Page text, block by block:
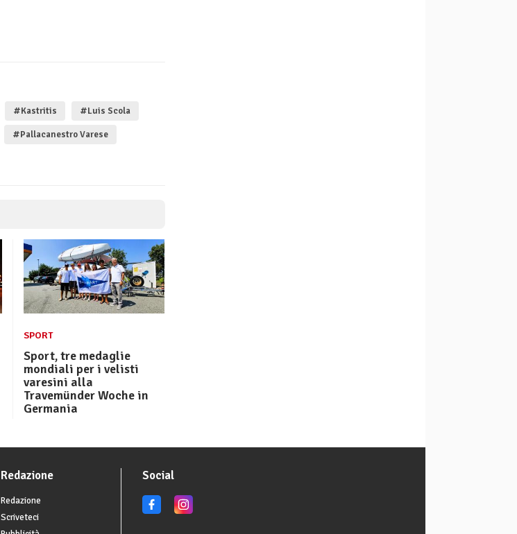
#Kastritis #Luis Scola
#Pallacanestro Varese
SPORT
Sport, tre medaglie
mondiali per i velisti
varesini alla
Travemünder Woche in
Germania
Redazione
Redazione
Scriveteci
Social